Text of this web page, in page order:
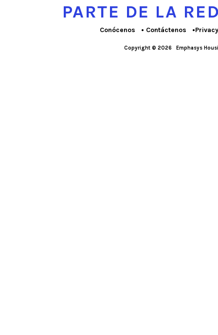
PARTE DE LA
Conócenos Contáctenos
Copyright © 2026 Emphasys